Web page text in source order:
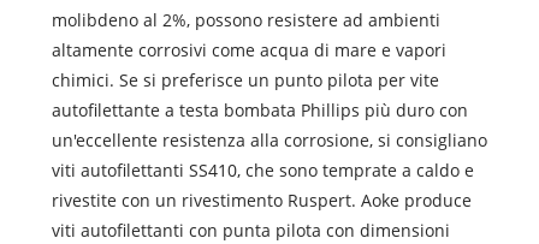
molibdeno al 2%, possono resistere ad ambienti
altamente corrosivi come acqua di mare e vapori
chimici. Se si preferisce un punto pilota per vite
autofilettante a testa bombata Phillips più duro con
un'eccellente resistenza alla corrosione, si consigliano
viti autofilettanti SS410, che sono temprate a caldo e
rivestite con un rivestimento Ruspert. Aoke produce
viti autofilettanti con punta pilota con dimensioni